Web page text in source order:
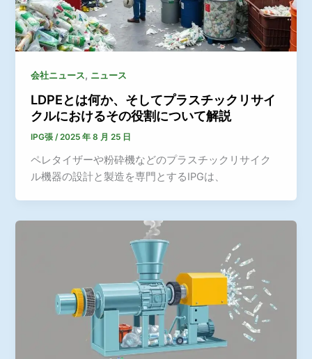
会社ニュース, ニュース
LDPEとは何か、そしてプラスチックリサイ
クルにおけるその役割について解説
IPG張/2025 年 8 月 25 日
ペレタイザーや粉砕機などのプラスチックリサイク
ル機器の設計と製造を専門とするIPGは、